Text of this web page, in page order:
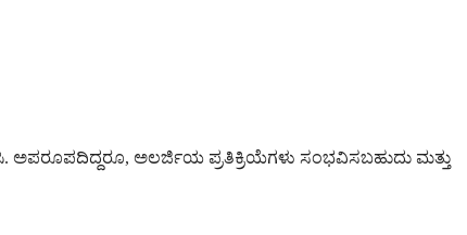
ಅಪರೂಪದಿದ್ದರೂ, ಅಲರ್ಜಿಯ ಪ್ರತಿಕ್ರಿಯೆಗಳು ಸಂಭವಿಸಬಹುದು ಮತ್ತು